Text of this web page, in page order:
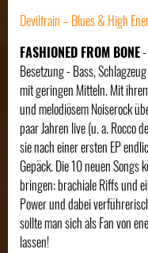
Deviltrain – Blues & High
FASHIONED FROM BONE
Besetzung - Bass,
mit geringen Mitteln. Mit
und melodiösem Noiserock
paar Jahren live (u. a. Rocco
sie nach einer ersten EP
Gepäck. Die 10 neuen Songs
bringen: brachiale Riffs und
Power und dabei
sollte man sich als Fan von
lassen!